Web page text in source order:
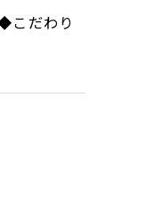
だわり